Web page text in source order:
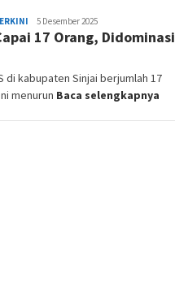
Admin
Redaksi
5 Desember 2025
17 Orang, Didominasi
di kabupaten Sinjai berjumlah 17
menurun Baca selengkapnya